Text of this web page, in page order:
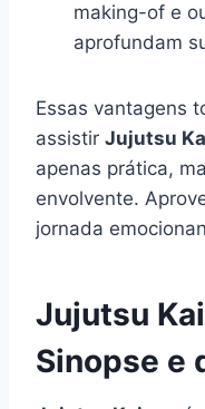
making-of e
aprofundam
Essas vantagens
assistir Jujutsu
apenas prática,
envolvente.
jornada
Jujutsu
Sinopse e